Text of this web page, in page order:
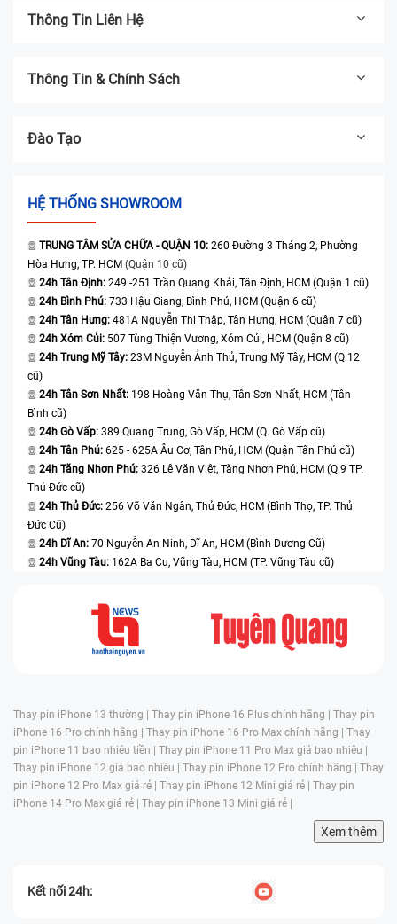
Thông Tin Liên Hệ
Thông Tin & Chính Sách
Đào Tạo
HỆ THỐNG SHOWROOM
TRUNG TÂM SỬA CHỮA - QUẬN 10: 260 Đường 3 Tháng 2, Phường
Hòa Hưng, TP. HCM (Quận 10 cũ)
24h Tân Định: 249 -251 Trần Quang Khải, Tân Định, HCM (Quận 1 cũ)
24h Bình Phú: 733 Hậu Giang, Bình Phú, HCM (Quận 6 cũ)
24h Tân Hưng: 481A Nguyễn Thị Thập, Tân Hưng, HCM (Quận 7 cũ)
24h Xóm Củi: 507 Tùng Thiện Vương, Xóm Củi, HCM (Quận 8 cũ)
24h Trung Mỹ Tây: 23M Nguyễn Ảnh Thủ, Trung Mỹ Tây, HCM (Q.12
cũ)
24h Tân Sơn Nhất: 198 Hoàng Văn Thụ, Tân Sơn Nhất, HCM (Tân
Bình cũ)
24h Gò Vấp: 389 Quang Trung, Gò Vấp, HCM (Q. Gò Vấp cũ)
24h Tân Phú: 625 - 625A Âu Cơ, Tân Phú, HCM (Quận Tân Phú cũ)
24h Tăng Nhơn Phú: 326 Lê Văn Việt, Tăng Nhơn Phú, HCM (Q.9 TP.
Thủ Đức cũ)
24h Thủ Đức: 256 Võ Văn Ngân, Thủ Đức, HCM (Bình Thọ, TP. Thủ
Đức Cũ)
24h Dĩ An: 70 Nguyễn An Ninh, Dĩ An, HCM (Bình Dương Cũ)
24h Vũng Tàu: 162A Ba Cu, Vũng Tàu, HCM (TP. Vũng Tàu cũ)
Thay pin iPhone 13 thường | Thay pin iPhone 16 Plus chính hãng | Thay pin
iPhone 16 Pro chính hãng | Thay pin iPhone 16 Pro Max chính hãng | Thay
pin iPhone 11 bao nhiêu tiền | Thay pin iPhone 11 Pro Max giá bao nhiêu |
Thay pin iPhone 12 giá bao nhiêu | Thay pin iPhone 12 Pro chính hãng | Thay
pin iPhone 12 Pro Max giá rẻ | Thay pin iPhone 12 Mini giá rẻ | Thay pin
iPhone 14 Pro Max giá rẻ | Thay pin iPhone 13 Mini giá rẻ |
Xem thêm
Kết nối 24h: